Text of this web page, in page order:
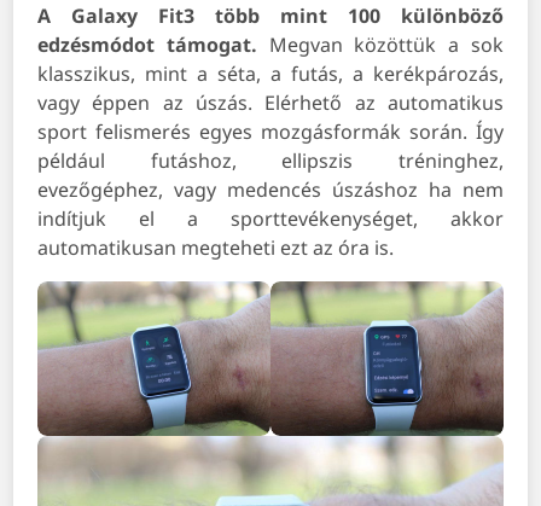
A Galaxy Fit3 több mint 100 különböző
edzésmódot támogat. Megvan közöttük a sok
klasszikus, mint a séta, a futás, a kerékpározás,
vagy éppen az úszás. Elérhető az automatikus
sport felismerés egyes mozgásformák során. Így
például futáshoz, ellipszis tréninghez,
evezőgéphez, vagy medencés úszáshoz ha nem
indítjuk el a sporttevékenységet, akkor
automatikusan megteheti ezt az óra is.